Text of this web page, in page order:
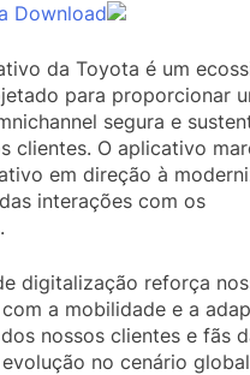
Download
da Toyota é um
para proporcionar
segura e
clientes. O aplicativo
em direção à
interações com os
digitalização reforça
a mobilidade e a
nossos clientes e fãs
no cenário